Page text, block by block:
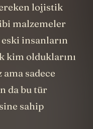
lojistik
malzemeler
insanların
kim olduklarını
sadece
da bu tür
sahip